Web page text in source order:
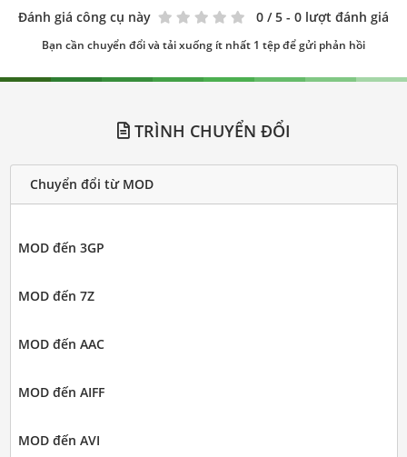
Đánh giá công cụ này 0 / 5 - 0 lượt đánh giá
Bạn cần chuyển đổi và tải xuống ít nhất 1 tệp để gửi phản hồi
TRÌNH CHUYỂN ĐỔI
Chuyển đổi từ MOD
MOD đến 3GP
MOD đến 7Z
MOD đến AAC
MOD đến AIFF
MOD đến AVI